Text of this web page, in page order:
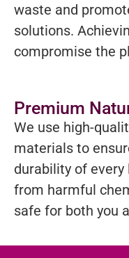
waste and
solutions.
compromise the
Premium
We use high-
materials to
durability of every
from harmful
safe for both you